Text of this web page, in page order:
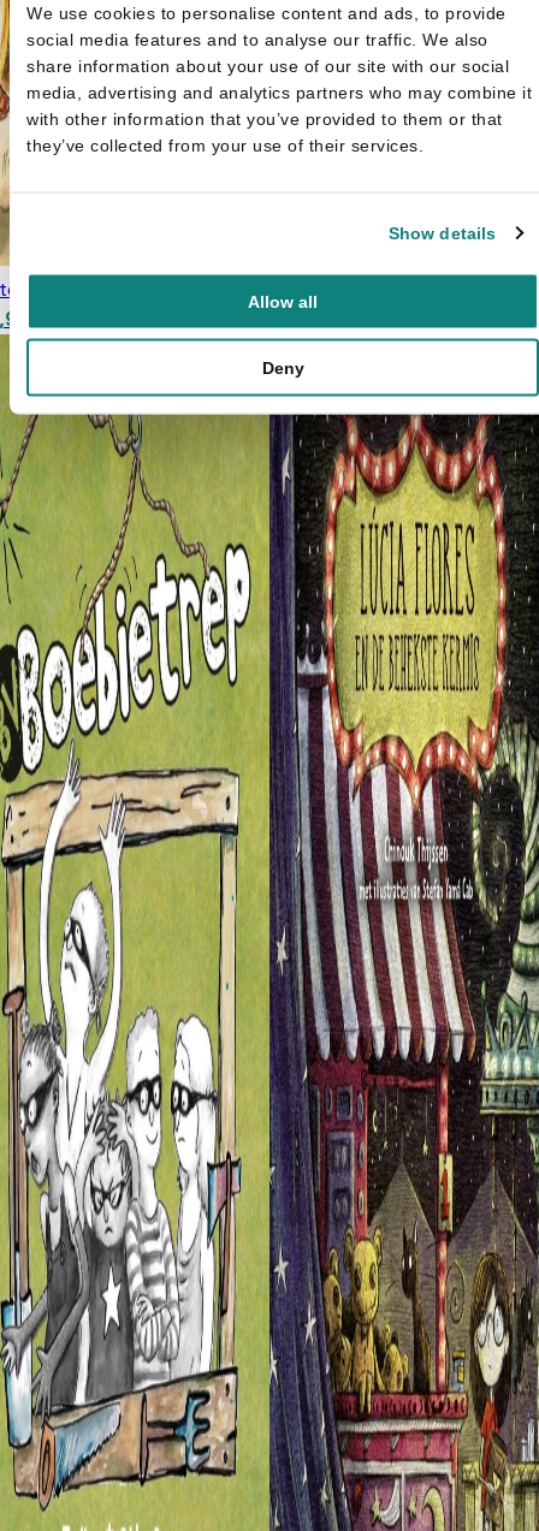
We use cookies to personalise content and ads, to provide
social media features and to analyse our traffic. We also
share information about your use of our site with our social
media, advertising and analytics partners who may combine it
with other information that you’ve provided to them or that
they’ve collected from your use of their services.
Show details
Allow all
Deny
- Koud & op kamp
prijs was: